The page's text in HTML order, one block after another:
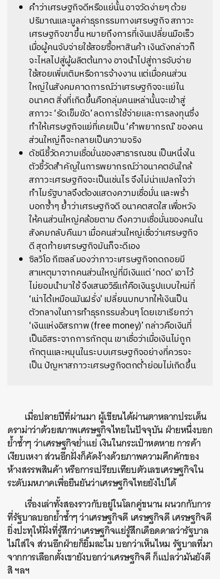
คำว่าเศรษฐกิจดีหรือแย่นั้น อาจวัดง่ายๆ ด้วย
ปริมาณและมูลค่าธุรกรรมทางเศรษฐกิจ สภาวะ
เศรษฐกิจขาขึ้น หมายถึงการที่เงินเปลี่ยนมือเร็ว
เมื่อผู้คนจับจ่ายใช้สอยซื้อหาสินค้า เงินดังกล่าวก็
จะไหลไปสู่ผู้ผลิตต้นทาง อาจนำไปสู่การจับจ่าย
ใช้สอยเพิ่มเติมหรือการจ้างงาน แต่เมื่อคนส่วน
ใหญ่ในสังคมคาดการณ์ว่าเศรษฐกิจจะแย่ใน
อนาคต สิ่งที่เกิดขึ้นคือกลุ่มคนเหล่านั้นจะเข้าสู่
สภาวะ ‘รัดเข็มขัด’ ลดการใช้จ่ายและการลงทุนซึ่ง
ทำให้เศรษฐกิจแย่ที่เคยเป็น ‘คำพยากรณ์’ ของคน
ส่วนใหญ่ก็จะกลายเป็นความจริง
ดัชนีชี้วัดความเชื่อมั่นของสาธารณชน เป็นหนึ่งใน
ตัวชี้วัดสำคัญในการพยากรณ์ว่าอนาคตอันใกล้
สภาวะเศรษฐกิจจะเป็นเช่นไร จึงไม่น่าแปลกใจว่า
ทำไมรัฐบาลจึงต้องแสดงความเชื่อมั่น และพร่ำ
บอกซ้ำๆ ย้ำว่าเศรษฐกิจดี อนาคตสดใส เพื่อหวัง
ให้คนส่วนใหญ่คล้อยตาม ดึงความเชื่อมั่นของคนใน
สังคมกลับคืนมา เมื่อคนส่วนใหญ่เชื่อว่าเศรษฐกิจ
ดี สุดท้ายเศรษฐกิจมันก็จะดีเอง
ซิลวิโอ กีเซลล์ มองว่าภาวะเศรษฐกิจถดถอยมี
สาเหตุมาจากคนส่วนใหญ่ที่มีเงินแต่ ‘กอด’ เอาไว้
ไม่ยอมนำมาใช้ จึงเสนอวิธีแก้คือเงินรูปแบบใหม่ที่
‘เน่าได้เหมือนมันฝรั่ง’ เปลี่ยนบทบาทให้เงินเป็น
ตัวกลางในการทำธุรกรรมล้วนๆ โดยเขาเรียกว่า
‘เงินแห่งอิสรภาพ (free money)’ กล่าวคือเงินที่
เป็นอิสระจากการกักตุน เขาเชื่อว่าเมื่อเงินไม่ถูก
กักตุนและหมุนในระบบเศรษฐกิจอย่างที่ควรจะ
เป็น ปัญหาสภาวะเศรษฐกิจตกต่ำย่อมไม่เกิดขึ้น
เมื่อปลายปีที่ผ่านมา ผู้เขียนได้ผ่านตาหลากประเด็น
ดราม่าว่าด้วยสภาพเศรษฐกิจไทยในปัจจุบัน ฝ่ายหนึ่งบอก
ย้ำซ้ำๆ ว่าเศรษฐกิจย่ำแย่ เงินในกระเป๋าหดหาย การค้า
เงียบเหงา ส่วนอีกฝั่งก็คัดง้างด้วยภาพความคึกคักของ
ห้างสรรพสินค้า หรือการเปรียบเทียบตัวเลขเศรษฐกิจใน
ระดับมหภาคเพื่อยืนยันว่าเศรษฐกิจไทยยังไปได้
เรื่องเล่าทั้งสองราวกับอยู่ในโลกคู่ขนาน ผนวกกับการ
ที่รัฐบาลบอกย้ำซ้ำๆ ว่าเศรษฐกิจดี เศรษฐกิจดี เศรษฐกิจดี
ยิ่งปะทุให้ฝั่งที่รู้สึกว่าเศรษฐกิจแย่รู้สึกเดือดดาลว่ารัฐบาล
ไม่ใส่ใจ ส่วนอีกฝ่ายก็ยิ้มละไม บอกว่าเห็นไหม รัฐบาลที่มา
จากการเลือกตั้งเขายังบอกว่าเศรษฐกิจดี ก็แปลว่ามันยังดี
สิ ฯลฯ